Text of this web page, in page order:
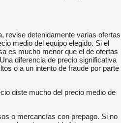
revise detenidamente varias ofertas
medio del equipo elegido. Si el
es mucho menor que el de ofertas
diferencia de precio significativa
o a un intento de fraude por parte
diste mucho del precio medio de
o mercancías con prepago. Si no